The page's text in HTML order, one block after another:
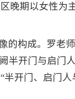
晚期以女性为
的构成。罗老
半开门与启门
开门、启门